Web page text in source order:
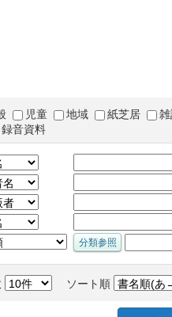
児童 地域 紙芝居
音資料
ソート順